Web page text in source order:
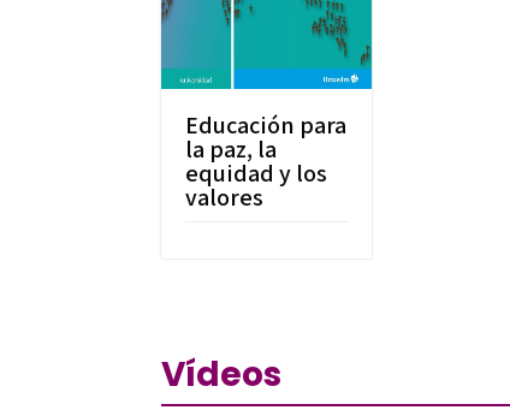
Educación para
la paz, la
equidad y los
valores
Vídeos